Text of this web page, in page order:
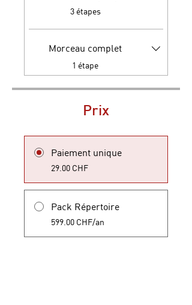
3 étapes
Morceau complet
1 étape
Prix
Paiement unique
29.00 CHF
Pack Répertoire
599.00 CHF/an